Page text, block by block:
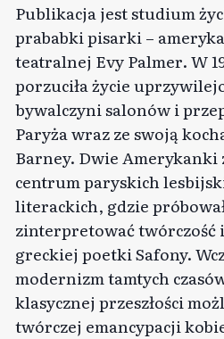
Publikacja jest studium
prababki pisarki –
teatralnej Evy Palmer. W
porzuciła życie
bywalczyni salonów i
Paryża wraz ze swoją
Barney. Dwie Amerykanki
centrum paryskich
literackich, gdzie
zinterpretować twórczość
greckiej poetki Safony.
modernizm tamtych
klasycznej przeszłości
twórczej emancypacji